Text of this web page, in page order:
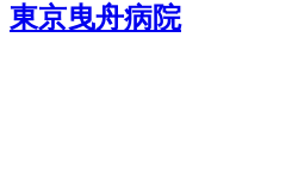
東京曳舟病院